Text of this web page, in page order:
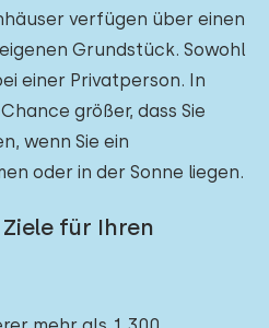
verfügen über einen
Grundstück. Sowohl
einer Privatperson. In
größer, dass Sie
wenn Sie ein
oder in der Sonne liegen.
für Ihren